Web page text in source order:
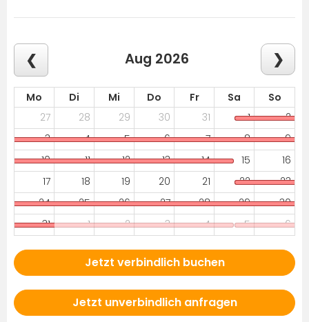
Aug 2026
Mo Di Mi Do Fr Sa
So
27
28 29 30 31 1
2
3
4 5 6 7 8
9
10
11 12 13 14 15
16
17
18 19 20 21 22
23
24
25 26 27 28 29
30
31
1 2 3 4 5 6
Jetzt verbindlich buchen
Jetzt unverbindlich anfragen